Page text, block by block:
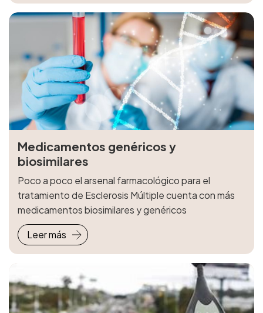
Medicamentos genéricos y
biosimilares
Poco a poco el arsenal farmacológico para el
tratamiento de Esclerosis Múltiple cuenta con más
medicamentos biosimilares y genéricos
Leer más